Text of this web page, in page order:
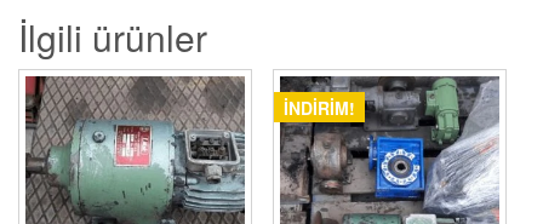
İlgili ürünler
İNDIRIM!